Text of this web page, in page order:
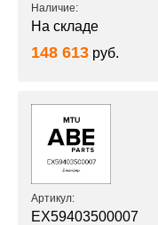
Наличие:
На складе
148 613 руб.
Артикул:
EX59403500007